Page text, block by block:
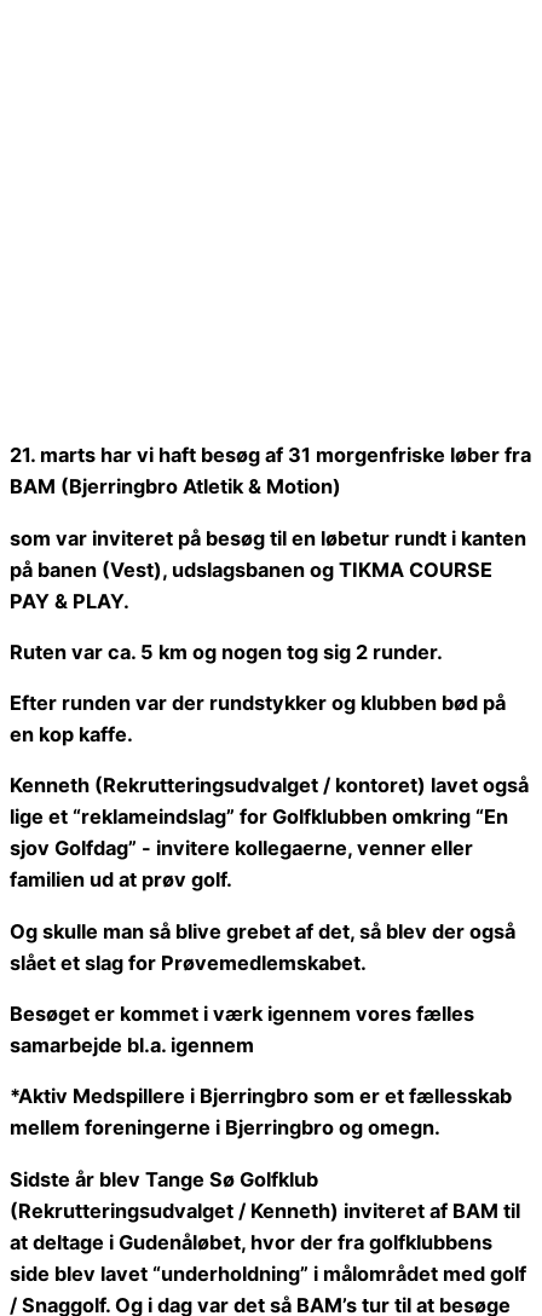
21. marts har vi haft besøg af 31 morgenfriske løber fra
BAM (Bjerringbro Atletik & Motion)
som var inviteret på besøg til en løbetur rundt i kanten
på banen (Vest), udslagsbanen og TIKMA COURSE
PAY & PLAY.
Ruten var ca. 5 km og nogen tog sig 2 runder.
Efter runden var der rundstykker og klubben bød på
en kop kaffe.
Kenneth (Rekrutteringsudvalget / kontoret) lavet også
lige et “reklameindslag” for Golfklubben omkring “En
sjov Golfdag” - invitere kollegaerne, venner eller
familien ud at prøv golf.
Og skulle man så blive grebet af det, så blev der også
slået et slag for Prøvemedlemskabet.
Besøget er kommet i værk igennem vores fælles
samarbejde bl.a. igennem
*Aktiv Medspillere i Bjerringbro som er et fællesskab
mellem foreningerne i Bjerringbro og omegn.
Sidste år blev Tange Sø Golfklub
(Rekrutteringsudvalget / Kenneth) inviteret af BAM til
at deltage i Gudenåløbet, hvor der fra golfklubbens
side blev lavet “underholdning” i målområdet med golf
/ Snaggolf. Og i dag var det så BAM’s tur til at besøge